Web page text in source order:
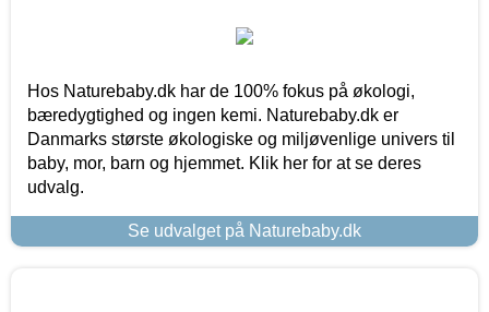
Hos Naturebaby.dk har de 100% fokus på økologi,
bæredygtighed og ingen kemi. Naturebaby.dk er
Danmarks største økologiske og miljøvenlige univers til
baby, mor, barn og hjemmet. Klik her for at se deres
udvalg.
Se udvalget på Naturebaby.dk